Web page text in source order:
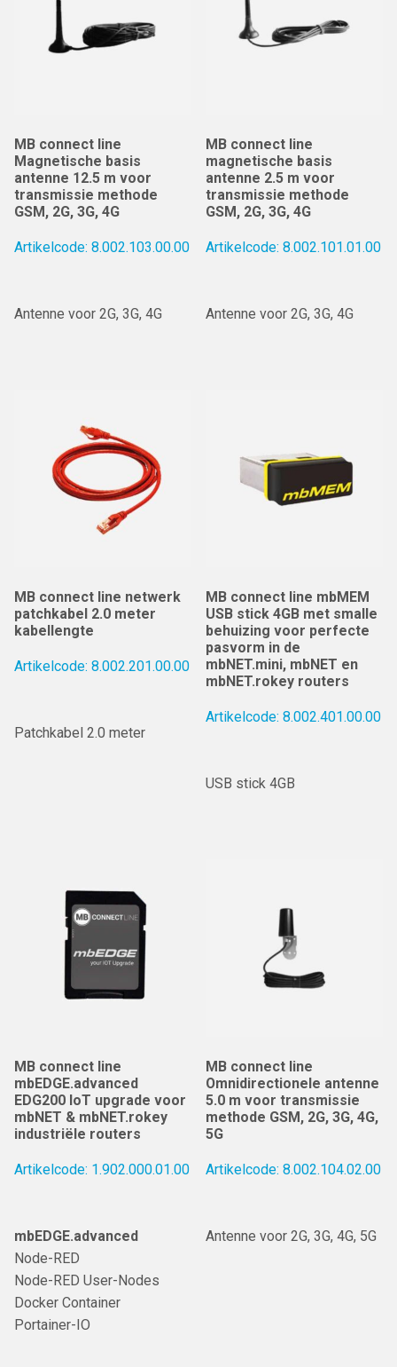
MB connect line
Magnetische basis
antenne 12.5 m voor
transmissie methode
GSM, 2G, 3G, 4G
Artikelcode: 8.002.103.00.00
Antenne voor 2G, 3G, 4G
MB connect line
magnetische basis
antenne 2.5 m voor
transmissie methode
GSM, 2G, 3G, 4G
Artikelcode: 8.002.101.01.00
Antenne voor 2G, 3G, 4G
MB connect line netwerk
patchkabel 2.0 meter
kabellengte
Artikelcode: 8.002.201.00.00
Patchkabel 2.0 meter
MB connect line mbMEM
USB stick 4GB met smalle
behuizing voor perfecte
pasvorm in de
mbNET.mini, mbNET en
mbNET.rokey routers
Artikelcode: 8.002.401.00.00
USB stick 4GB
MB connect line
mbEDGE.advanced
EDG200 IoT upgrade voor
mbNET & mbNET.rokey
industriële routers
Artikelcode: 1.902.000.01.00
mbEDGE.advanced
Node-RED
Node-RED User-Nodes
Docker Container
Portainer-IO
MB connect line
Omnidirectionele antenne
5.0 m voor transmissie
methode GSM, 2G, 3G, 4G,
5G
Artikelcode: 8.002.104.02.00
Antenne voor 2G, 3G, 4G, 5G